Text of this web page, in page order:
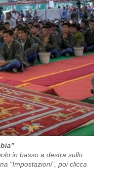
in basso a destra sullo
“Impostazioni”, poi clicca